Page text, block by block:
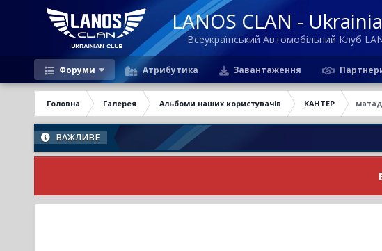
LANOS CLAN -
Всеукраїнський Автомобільний Клуб
Форуми Атрибутика Завантаження
Головна Галерея Альбоми наших користувачів КАНТЕР
ВАЖЛИВЕ